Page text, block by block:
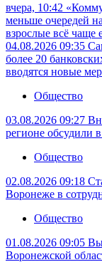
вчера, 10:42
меньше очередей
взрослые всё чаще
04.08.2026 09:35
более 20
вводятся новые
Общество
03.08.2026 09:27
регионе обсудили
Общество
02.08.2026 09:18
Воронеже в
Общество
01.08.2026 09:05
Воронежской